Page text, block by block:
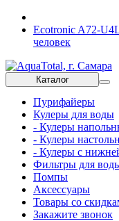
Ecotronic A72-
человек
Каталог
Пурифайеры
Кулеры для воды
- Кулеры
- Кулеры
- Кулеры с
Фильтры для
Помпы
Аксессуары
Товары со
Закажите звонок